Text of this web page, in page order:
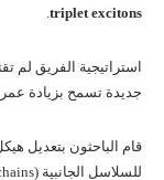
triplet excitons
استراتيجية الفريق لم
جديدة تسمح بزيادة
قام الباحثون بتعديل